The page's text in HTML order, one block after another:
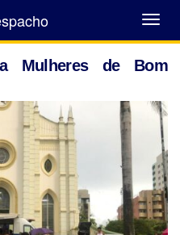
Abrir
Menu
Mulheres de Bom